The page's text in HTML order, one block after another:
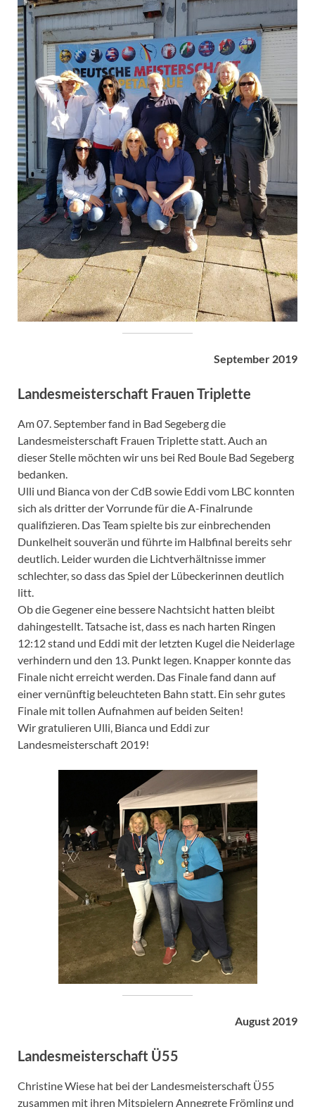
September 2019
Landesmeisterschaft Frauen Triplette
Am 07. September fand in Bad Segeberg die
Landesmeisterschaft Frauen Triplette statt. Auch an
dieser Stelle möchten wir uns bei Red Boule Bad Segeberg
bedanken.
Ulli und Bianca von der CdB sowie Eddi vom LBC konnten
sich als dritter der Vorrunde für die A-Finalrunde
qualifizieren. Das Team spielte bis zur einbrechenden
Dunkelheit souverän und führte im Halbfinal bereits sehr
deutlich. Leider wurden die Lichtverhältnisse immer
schlechter, so dass das Spiel der Lübeckerinnen deutlich
litt.
Ob die Gegener eine bessere Nachtsicht hatten bleibt
dahingestellt. Tatsache ist, dass es nach harten Ringen
12:12 stand und Eddi mit der letzten Kugel die Neiderlage
verhindern und den 13. Punkt legen. Knapper konnte das
Finale nicht erreicht werden. Das Finale fand dann auf
einer vernünftig beleuchteten Bahn statt. Ein sehr gutes
Finale mit tollen Aufnahmen auf beiden Seiten!
Wir gratulieren Ulli, Bianca und Eddi zur
Landesmeisterschaft 2019!
August 2019
Landesmeisterschaft Ü55
Christine Wiese hat bei der Landesmeisterschaft Ü55
zusammen mit ihren Mitspielern Annegrete Frömling und